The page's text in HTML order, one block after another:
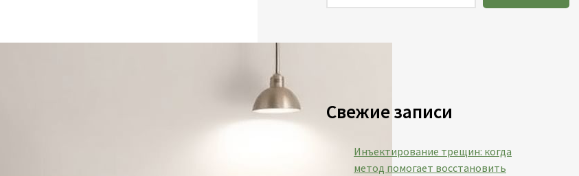
Свежие записи
Инъектирование трещин: когда
метод помогает восстановить